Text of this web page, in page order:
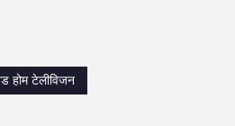
होम टेलीविजन